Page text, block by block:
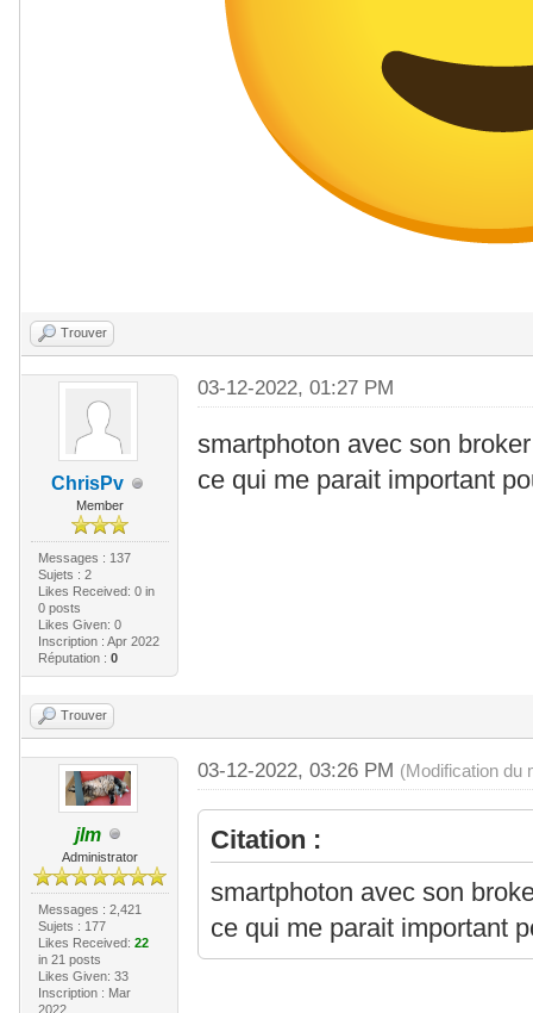
Trouver
ChrisPv
Member
Messages : 137
Sujets : 2
Likes Received: 0in
0 posts
Likes Given: 0
Inscription : Apr 2022
Réputation : 0
03-12-2022, 01:27 PM
smartphoton avec son
ce qui me parait important
Trouver
jlm
Administrator
Messages : 2,421
Sujets : 177
Likes Received: 22
in 21 posts
Likes Given: 33
Inscription : Mar
2022
03-12-2022, 03:26 PM (Modification du
Citation :
smartphoton avec son
ce qui me parait important